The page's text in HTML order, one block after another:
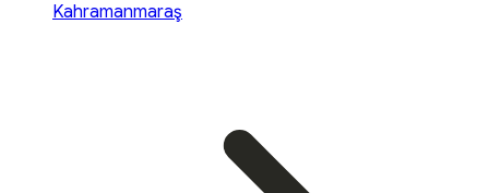
Kahramanmaraş